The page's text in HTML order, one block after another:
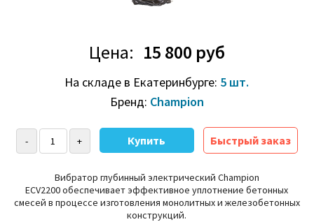
Цена: 15 800 руб
На складе в Екатеринбурге: 5 шт.
Бренд: Champion
Быстрый заказ
Вибратор глубинный электрический Champion
ECV2200 обеспечивает эффективное уплотнение бетонных
смесей в процессе изготовления монолитных и железобетонных
конструкций.